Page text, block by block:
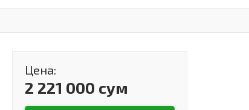
Цена:
2 221 000 сум